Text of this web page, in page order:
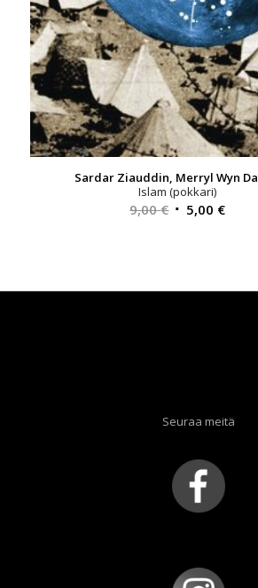
Sardar Ziauddin, Merryl Wyn
Islam (pokkari)
9,00€ Alkuperäinen
5,00 €
Seuraa meitä